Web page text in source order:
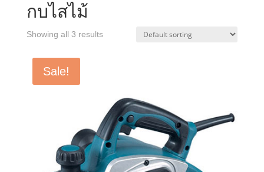
กบไสไม้
Showing all 3 results
Sale!